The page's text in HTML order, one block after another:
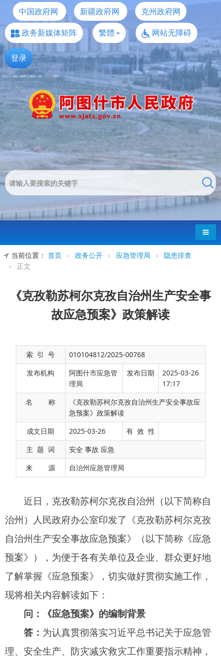
中国政府网 新疆政府网
克州政府网
政务新媒体矩阵
繁體 网站无障碍
登录
导航
当前位置： 首页 » 政务公开 » 应急管理局 » 隐患排查
»
正文
《克孜勒苏柯尔克孜自治州生产安全事
故应急预案》政策解读
索 引 号
010104812/2025-00768
发布机构
阿图什市应急管
理局
发布日期
2025-03-26
17:17
名 称
《克孜勒苏柯尔克孜自治州生产安全事故应
急预案》政策解读
成文日期
2025-03-26
有 效 性
主 题 词
安全 事故 应急
来 源
自治州应急管理局
近日，克孜勒苏柯尔克孜自治州（以下简称自
治州）人民政府办公室印发了《克孜勒苏柯尔克孜
自治州生产安全事故应急预案》（以下简称《应急
预案》），为便于各有关单位及企业、群众更好地
现将相关内容解读如下：
答：
为认真贯彻落实习近平总书记关于应急管
理、安全生产、防灾减灾救灾工作重要指示精神，
更好地适应新形势下生产安全应急管理工作需要，
树牢以人为本、安全发展的理念，预防和减少生产
安全事故的发生，维护国家安全、生产安全、环境
发展，结合自治州工作实际，制定了本《应急预
案》。
问：《应急预案》的编制依据